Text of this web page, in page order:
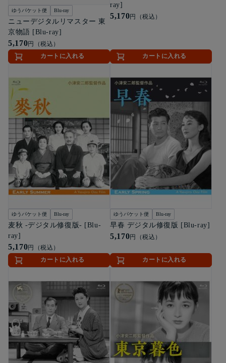
ゆうパケット便 Blu-ray
ニューデジタルリマスター 東
京物語 [Blu-ray]
5,170円（税込）
カートに入れる
ray]
5,170円（税込）
カートに入れる
ゆうパケット便 Blu-ray
麦秋 -デジタル修復版- [Blu-
ray]
5,170円（税込）
カートに入れる
ゆうパケット便 Blu-ray
早春 デジタル修復版 [Blu-ray]
5,170円（税込）
カートに入れる